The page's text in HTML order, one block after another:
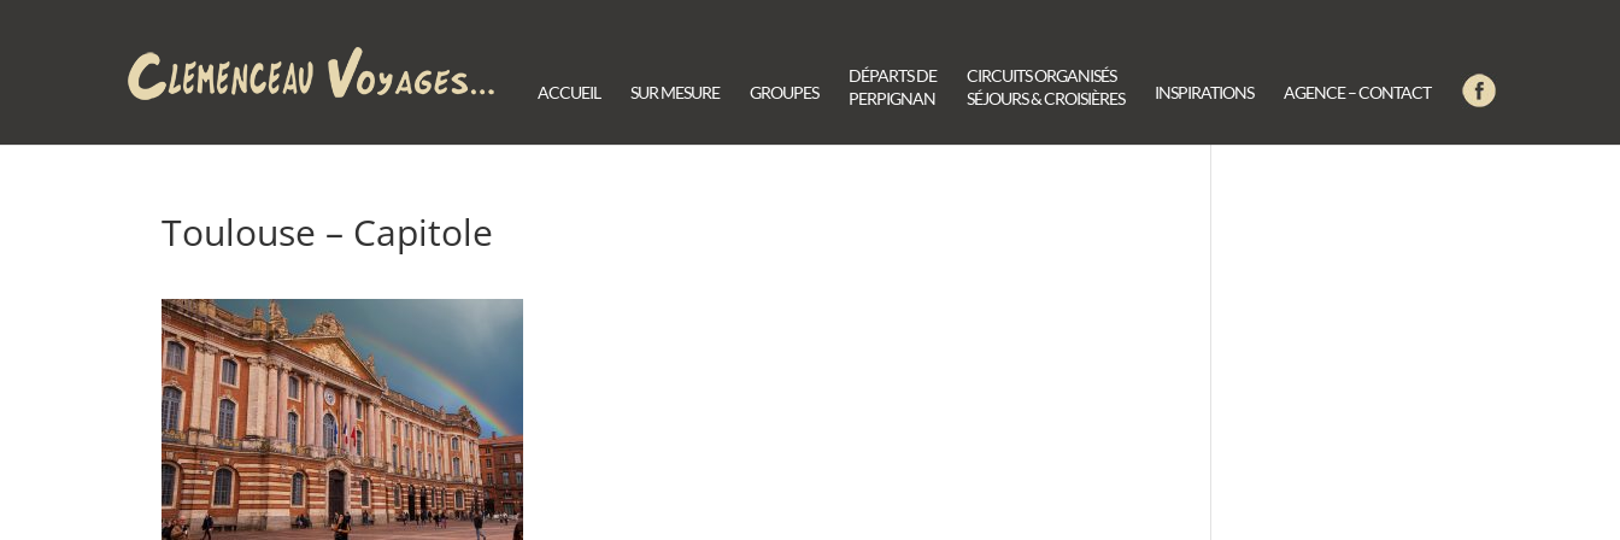
ACCUEIL SUR MESURE GROUPES
DÉPARTS DE
PERPIGNAN
CIRCUITS ORGANISÉS
SÉJOURS & CROISIÈRES
INSPIRATIONS AGENCE – CONTACT
Toulouse – Capitole